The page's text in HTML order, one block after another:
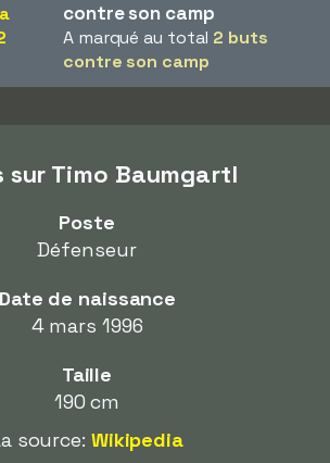
contre son camp
A marqué au total 2 buts
contre son camp
Timo Baumgartl
Poste
Défenseur
de naissance
4 mars 1996
Taille
190 cm
source: Wikipedia